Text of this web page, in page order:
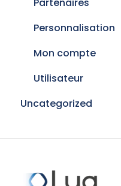
Personnalisation
Mon compte
Utilisateur
Uncategorized